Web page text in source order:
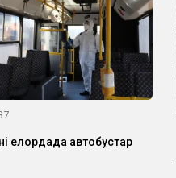
елордада автобустар